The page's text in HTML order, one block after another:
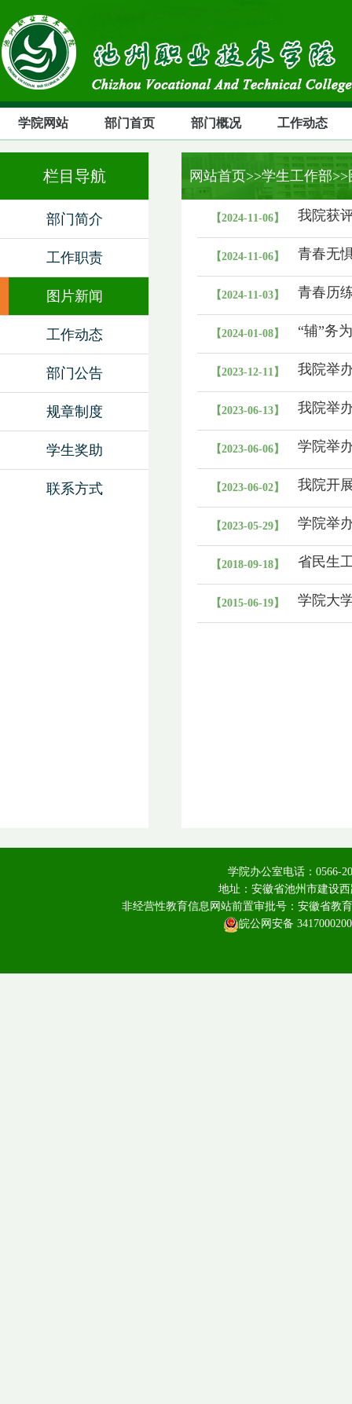
学院网站 部门首页 部门概况 工作动态
栏目导航
部门简介
工作职责
图片新闻
工作动态
部门公告
规章制度
学生奖助
联系方式
网站首页>>学生工作部
【2024-11-06】 我院获
【2024-11-06】 青春无
【2024-11-03】 青春历
【2024-01-08】
“辅”务
式”服务
【2023-12-11】 我院举
【2023-06-13】 我院举
【2023-06-06】 学院举
【2023-06-02】 我院开
【2023-05-29】 学院举
【2018-09-18】 省民生
【2015-06-19】 学院大
学院办公室电话：0566-
地址：安徽省池州市建设
非经营性教育信息网站前置审批号：安徽省教
皖公网安备